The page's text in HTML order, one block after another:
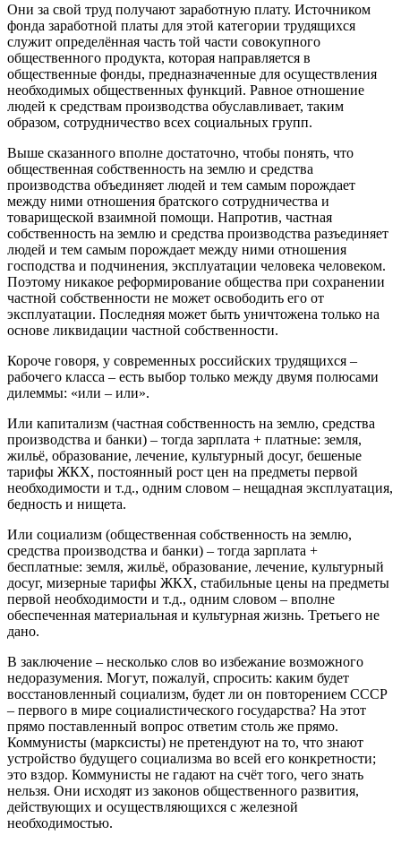
Они за свой труд получают заработную плату. Источником
фонда заработной платы для этой категории трудящихся
служит определённая часть той части совокупного
общественного продукта, которая направляется в
общественные фонды, предназначенные для осуществления
необходимых общественных функций. Равное отношение
людей к средствам производства обуславливает, таким
образом, сотрудничество всех социальных групп.
Выше сказанного вполне достаточно, чтобы понять, что
общественная собственность на землю и средства
производства объединяет людей и тем самым порождает
между ними отношения братского сотрудничества и
товарищеской взаимной помощи. Напротив, частная
собственность на землю и средства производства разъединяет
людей и тем самым порождает между ними отношения
господства и подчинения, эксплуатации человека человеком.
Поэтому никакое реформирование общества при сохранении
частной собственности не может освободить его от
эксплуатации. Последняя может быть уничтожена только на
основе ликвидации частной собственности.
Короче говоря, у современных российских трудящихся –
рабочего класса – есть выбор только между двумя полюсами
дилеммы: «или – или».
Или капитализм (частная собственность на землю, средства
производства и банки) – тогда зарплата + платные: земля,
жильё, образование, лечение, культурный досуг, бешеные
тарифы ЖКХ, постоянный рост цен на предметы первой
необходимости и т.д., одним словом – нещадная эксплуатация,
бедность и нищета.
Или социализм (общественная собственность на землю,
средства производства и банки) – тогда зарплата +
бесплатные: земля, жильё, образование, лечение, культурный
досуг, мизерные тарифы ЖКХ, стабильные цены на предметы
первой необходимости и т.д., одним словом – вполне
обеспеченная материальная и культурная жизнь. Третьего не
дано.
В заключение – несколько слов во избежание возможного
недоразумения. Могут, пожалуй, спросить: каким будет
восстановленный социализм, будет ли он повторением СССР
– первого в мире социалистического государства? На этот
прямо поставленный вопрос ответим столь же прямо.
Коммунисты (марксисты) не претендуют на то, что знают
устройство будущего социализма во всей его конкретности;
это вздор. Коммунисты не гадают на счёт того, чего знать
нельзя. Они исходят из законов общественного развития,
действующих и осуществляющихся с железной
необходимостью.